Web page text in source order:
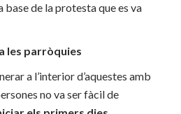
base de la protesta que es va
les parròquies
a l’interior d’aquestes amb
no va ser fàcil de